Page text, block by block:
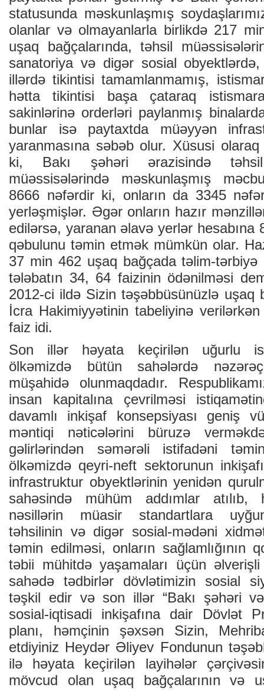
statusunda məskunlaşmış
olanlar və olmayanlarla birlikdə 217
uşaq bağçalarında, təhsil
sanatoriya və digər sosial
illərdə tikintisi tamamlanmamış,
hətta tikintisi başa çataraq
sakinlərinə orderləri paylanmış
bunlar isə paytaxtda müəyyən
yaranmasına səbəb olur. Xüsusi
ki, Bakı şəhəri ərazisində
müəssisələrində məskunlaşmış
8666 nəfərdir ki, onların da 3345
yerləşmişlər. Əgər onların hazır
edilərsə, yaranan əlavə yerlər hesabına
qəbulunu təmin etmək mümkün olar.
37 min 462 uşaq bağçada təlim-
tələbatın 34, 64 faizinin ödənilməsi
2012-ci ildə Sizin təşəbbüsünüzlə uşaq
İcra Hakimiyyətinin tabeliyinə
faiz idi.
Son illər həyata keçirilən uğurlu
ölkəmizdə bütün sahələrdə
müşahidə olunmaqdadır.
insan kapitalına çevrilməsi
davamlı inkişaf konsepsiyası geniş
məntiqi nəticələrini büruzə
gəlirlərindən səmərəli istifadəni
ölkəmizdə qeyri-neft sektorunun
infrastruktur obyektlərinin yenidən
sahəsində mühüm addımlar atılıb,
nəsillərin müasir standartlara
təhsilinin və digər sosial-mədəni
təmin edilməsi, onların sağlamlığının
təbii mühitdə yaşamaları üçün
sahədə tədbirlər dövlətimizin sosial
təşkil edir və son illər “Bakı şəhəri
sosial-iqtisadi inkişafına dair Dövlət
planı, həmçinin şəxsən Sizin,
etdiyiniz Heydər Əliyev Fondunun
ilə həyata keçirilən layihələr
mövcud olan uşaq bağçalarının və